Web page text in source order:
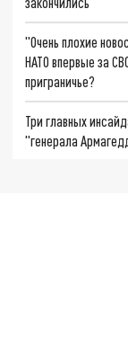
"Очень плохие
НАТО впервые за
приграничье?
Три главных
"генерала